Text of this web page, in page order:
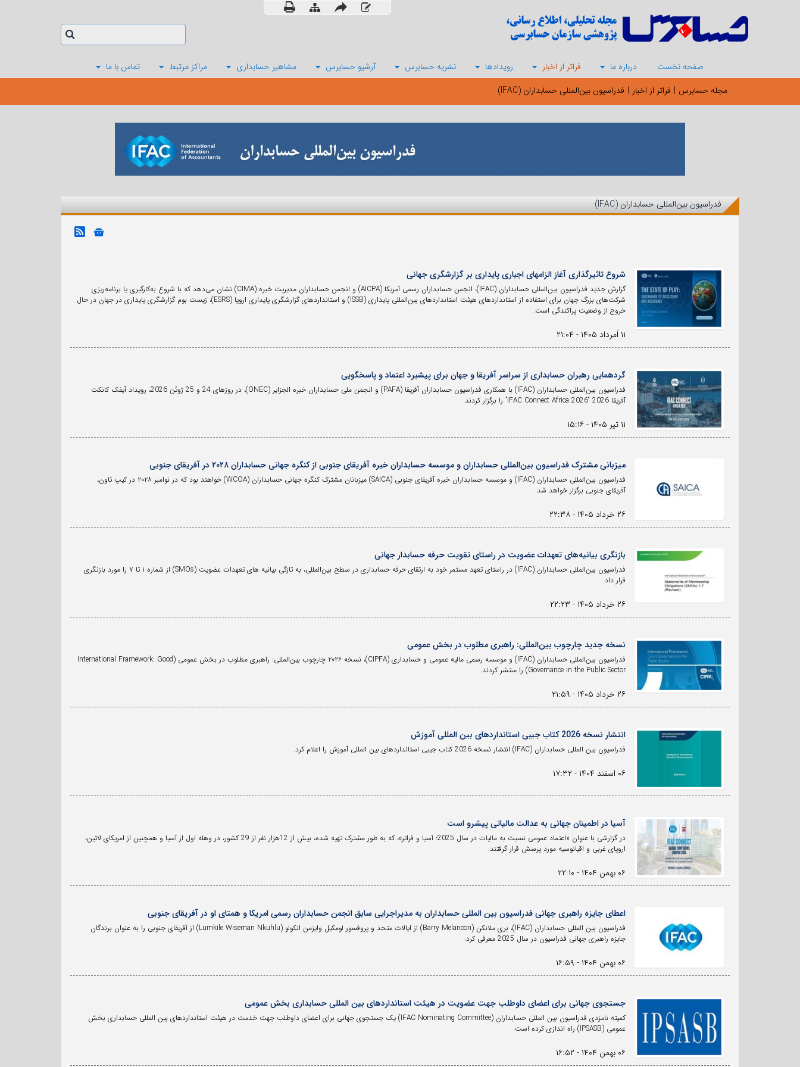
صفحه نخست درباره ما فراتر از اخبار رویدادها نشریه حسابرس آرشیو حسابرس مشاهیر حسابداری مراکز مرتبط
تماس با ما
مجله حسابرس | فراتر از اخبار | فدراسیون بین‌المللی حسابداران (IFAC)
فدراسیون بین‌المللی حسابداران (IFAC)
شروع تاثیرگذاری آغاز الزامهای اجباری پایداری بر گزارشگری جهانی
گزارش جدید فدراسیون بین‌المللی حسابداران (IFAC)، انجمن حسابداران رسمی آمریکا (AICPA) و انجمن حسابداران مدیریت خبره (CIMA) نشان می‌دهد که با شروع به‌کارگیری یا برنامه‌ریزی
شرکت‌های بزرگ جهان برای استفاده از استانداردهای هیئت استانداردهای بین‌المللی پایداری (ISSB) و استانداردهای گزارشگری پایداری اروپا (ESRS)، زیست بوم گزارشگری پایداری در جهان در حال
خروج از وضعیت پراکندگی است.
۱۱ اَمرداد ۱۴۰۵ - ۲۱:۰۴
گردهمایی رهبران حسابداری از سراسر آفریقا و جهان برای پیشبرد اعتماد و پاسخگویی
فدراسیون بین‌المللی حسابداران (IFAC) با همکاری فدراسیون حسابداران ‌آفریقا (PAFA) و انجمن ملی حسابداران خبره الجزایر (ONEC)، در روزهای 24 و 25 ژوئن 2026، رویداد آیفک کانکت
آفریقا 2026 “IFAC Connect Africa 2026” را برگزار کردند.
۱۱ تیر ۱۴۰۵ - ۱۵:۱۶
میزبانی مشترک فدراسیون بین‌المللی حسابداران و موسسه حسابداران خبره آفریقای جنوبی از کنگره جهانی حسابداران ۲۰۲۸ در آفریقای جنوبی
فدراسیون بین‌المللی حسابداران (IFAC) و موسسه حسابداران خبره آفریقای جنوبی (SAICA) میزبانان مشترک کنگره جهانی حسابداران (WCOA) خواهند بود که در نوامبر ۲۰۲۸ در کیپ تاون،
آفریقای جنوبی برگزار خواهد شد.
۲۶ خرداد ۱۴۰۵ - ۲۲:۳۸
بازنگری بیانیه‌های تعهدات عضویت در راستای تقویت حرفه حسابدار جهانی
فدراسیون بین‌المللی حسابداران (IFAC) در راستای تعهد مستمر خود به ارتقای حرفه حسابداری در سطح بین‌المللی، به تازگی بیانیه های تعهدات عضویت (SMOs) از شماره ۱ تا ۷ را مورد بازنگری
قرار داد.
۲۶ خرداد ۱۴۰۵ - ۲۲:۲۳
نسخه جدید چارچوب بین‌المللی: راهبری مطلوب در بخش عمومی
فدراسیون بین‌المللی حسابداران (IFAC) و موسسه رسمی مالیه عمومی و حسابداری (CIPFA)، نسخه ۲۰۲۶ چارچوب بین‌المللی: راهبری مطلوب در بخش عمومی (International Framework: Good
Governance in the Public Sector) را منتشر کردند.
۲۶ خرداد ۱۴۰۵ - ۲۱:۵۹
انتشار نسخه 2026 کتاب جیبی استانداردهای بین المللی آموزش
فدراسیون بین المللی حسابداران (IFAC) انتشار نسخه 2026 کتاب جیبی استانداردهای بین المللی آموزش را اعلام کرد.
۰۶ اسفند ۱۴۰۴ - ۱۷:۳۲
آسیا در اطمینان جهانی به عدالت مالیاتی پیشرو است
در گزارشی با عنوان «اعتماد عمومی نسبت به مالیات در سال 2025: آسیا و فراتر»، که به طور مشترک تهیه شده، بیش از 12هزار نفر از 29 کشور، در وهله اول از آسیا و همچنین از امریکای لاتین،
اروپای غربی و اقیانوسیه مورد پرسش قرار گرفتند.
۰۶ بهمن ۱۴۰۴ - ۲۲:۱۰
اعطای جایزه راهبری جهانی فدراسیون بین المللی حسابداران به مدیراجرایی سابق انجمن حسابداران رسمی امریکا و همتای او در آفریقای جنوبی
فدراسیون بین المللی حسابداران (IFAC)، بری ملانکن (Barry Melancon) از ایالات متحد و پروفسور لومکیل وایزمن انکولو (Lumkile Wiseman Nkuhlu) از آفریقای جنوبی را به عنوان برندگان
جایزه راهبری جهانی فدراسیون در سال 2025 معرفی کرد.
۰۶ بهمن ۱۴۰۴ - ۱۶:۵۹
جستجوی جهانی برای اعضای داوطلب جهت عضویت در هیئت استانداردهای بین المللی حسابداری بخش عمومی
کمیته نامزدی فدراسیون بین المللی حسابداران (IFAC Nominating Committee) یک جستجوی جهانی برای اعضای داوطلب جهت خدمت در هیئت استانداردهای بین المللی حسابداری بخش
عمومی (IPSASB) راه اندازی کرده است.
۰۶ بهمن ۱۴۰۴ - ۱۶:۵۲